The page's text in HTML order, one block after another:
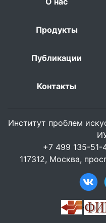
Продукты
Публикации
Контакты
Институт проблем
+7 499 135-51-
117312, Москва,